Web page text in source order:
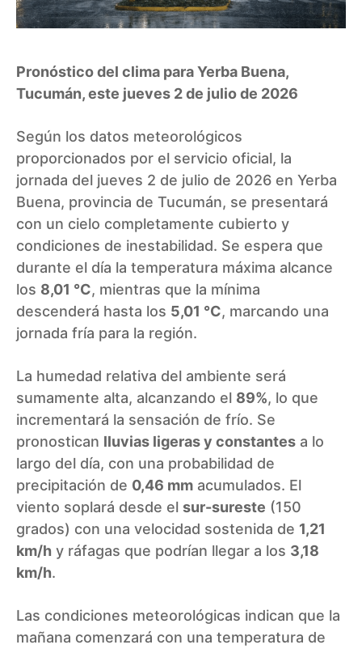
Pronóstico del clima para Yerba Buena,
Tucumán, este jueves 2 de julio de 2026
Según los datos meteorológicos
proporcionados por el servicio oficial, la
jornada del jueves 2 de julio de 2026 en Yerba
Buena, provincia de Tucumán, se presentará
con un cielo completamente cubierto y
condiciones de inestabilidad. Se espera que
durante el día la temperatura máxima alcance
los 8,01 °C, mientras que la mínima
descenderá hasta los 5,01 °C, marcando una
jornada fría para la región.
La humedad relativa del ambiente será
sumamente alta, alcanzando el 89%, lo que
incrementará la sensación de frío. Se
pronostican lluvias ligeras y constantes a lo
largo del día, con una probabilidad de
precipitación de 0,46 mm acumulados. El
viento soplará desde el sur-sureste (150
grados) con una velocidad sostenida de 1,21
km/h y ráfagas que podrían llegar a los 3,18
km/h.
Las condiciones meteorológicas indican que la
mañana comenzará con una temperatura de